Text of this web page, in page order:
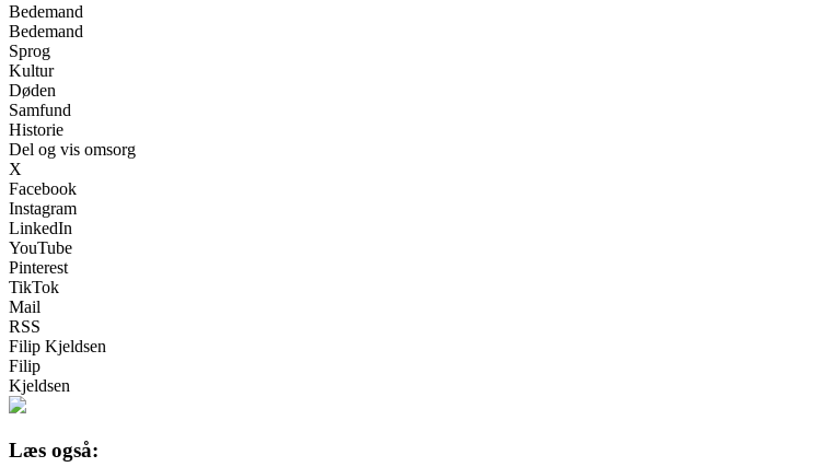
Bedemand
Bedemand
Sprog
Kultur
Døden
Samfund
Historie
Del og vis omsorg
X
Facebook
Instagram
LinkedIn
YouTube
Pinterest
TikTok
Mail
RSS
Filip Kjeldsen
Filip
Kjeldsen
Læs også: